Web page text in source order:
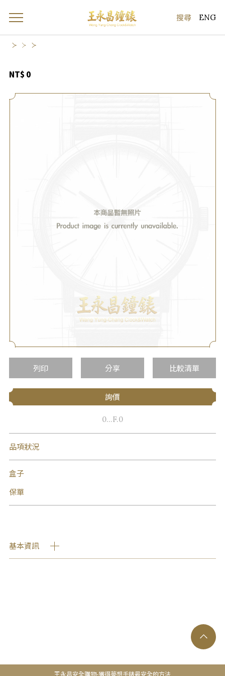
ENG
NT$ 0
列印 分享 比較清單
詢價
0...F.0
品項狀況
盒子
保單
基本資訊
王永昌安全購物-獲得夢想手錶最安全的方法